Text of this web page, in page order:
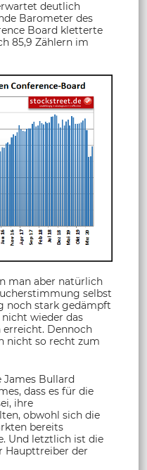
deutlich
Barometer des
Board kletterte
85,9 Zählern im
man aber natürlich
selbst
noch stark gedämpft
wieder das
erreicht. Dennoch
nicht so recht zum
James Bullard
dass es für die
ihre
obwohl sich die
bereits
Und letztlich ist die
Haupttreiber der